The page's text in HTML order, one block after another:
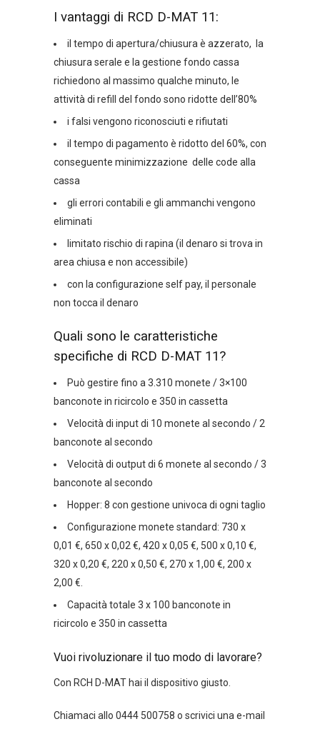
I vantaggi di RCD D-MAT 11:
il tempo di apertura/chiusura è azzerato, la
chiusura serale e la gestione fondo cassa
richiedono al massimo qualche minuto, le
attività di refill del fondo sono ridotte dell’80%
i falsi vengono riconosciuti e rifiutati
il tempo di pagamento è ridotto del 60%, con
conseguente minimizzazione delle code alla
cassa
gli errori contabili e gli ammanchi vengono
eliminati
limitato rischio di rapina (il denaro si trova in
area chiusa e non accessibile)
con la configurazione self pay, il personale
non tocca il denaro
Quali sono le caratteristiche
specifiche di RCD D-MAT 11?
Può gestire fino a 3.310 monete / 3×100
banconote in ricircolo e 350 in cassetta
Velocità di input di 10 monete al secondo / 2
banconote al secondo
Velocità di output di 6 monete al secondo / 3
banconote al secondo
Hopper: 8 con gestione univoca di ogni taglio
Configurazione monete standard: 730 x
0,01 €, 650 x 0,02 €, 420 x 0,05 €, 500 x 0,10 €,
320 x 0,20 €, 220 x 0,50 €, 270 x 1,00 €, 200 x
2,00 €.
Capacità totale 3 x 100 banconote in
ricircolo e 350 in cassetta
Vuoi rivoluzionare il tuo modo di lavorare?
Con RCH D-MAT hai il dispositivo giusto.
Chiamaci allo 0444 500758 o scrivici una e-mail